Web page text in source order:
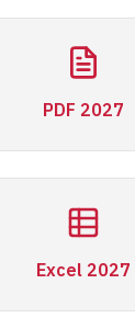
PDF 2027
Excel 2027